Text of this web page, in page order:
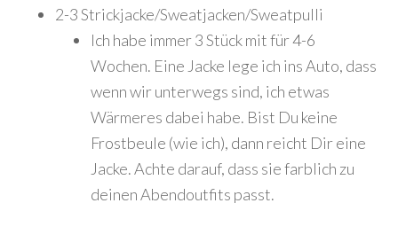
2-3 Strickjacke/Sweatjacken/Sweatpulli
Ich habe immer 3 Stück mit für 4-6
Wochen. Eine Jacke lege ich ins Auto, dass
wenn wir unterwegs sind, ich etwas
Wärmeres dabei habe. Bist Du keine
Frostbeule (wie ich), dann reicht Dir eine
Jacke. Achte darauf, dass sie farblich zu
deinen Abendoutfits passt.